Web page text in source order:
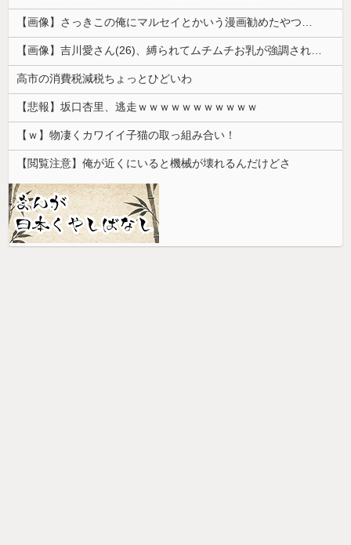
【画像】さっきこの俺にマルセイとかいう漫画勧めたやつ出てこいや！ｗｗｗｗｗ
【画像】吉川愛さん(26)、縛られてムチムチお乳が強調されてしまう
高市の消費税減税ちょっとひどいわ
【悲報】坂口杏里、逃走ｗｗｗｗｗｗｗｗｗｗｗ
【ｗ】物凄くカワイイ子猫の取っ組み合い！
【閲覧注意】俺が近くにいると機械が壊れるんだけどさ